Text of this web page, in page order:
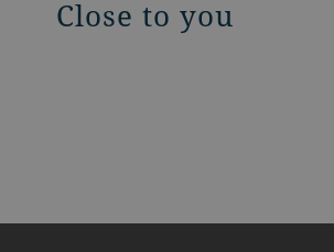
Close to you